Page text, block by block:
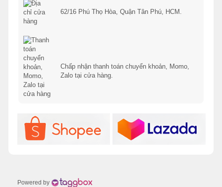
62/16 Phú Thọ Hòa, Quận Tân Phú, HCM.
Chấp nhận thanh toán chuyển khoản, Momo,
Zalo tại cửa hàng.
Powered by